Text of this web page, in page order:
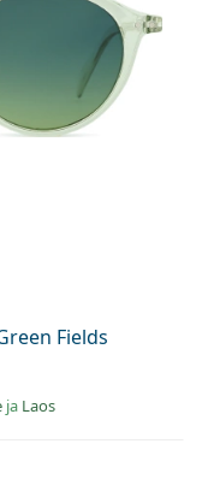
Fields
ja Laos